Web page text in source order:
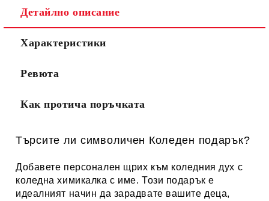
Детайлно описание
Характеристики
Ревюта
Как протича поръчката
Търсите ли символичен Коледен подарък?
Добавете персонален щрих към коледния дух с
коледна химикалка с име. Този подарък е
идеалният начин да зарадвате вашите деца,